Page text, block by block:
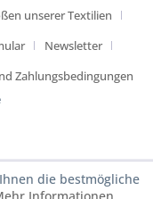
unserer Textilien
Newsletter
Zahlungsbedingungen
die bestmögliche